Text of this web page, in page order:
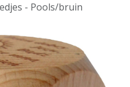
- Pools/bruin